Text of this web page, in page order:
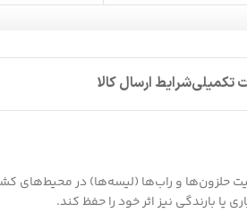
تکمیلیشرایط ارسال کالا
حلزون‌ها و راب‌ها (لیسه‌ها) در محیط‌های